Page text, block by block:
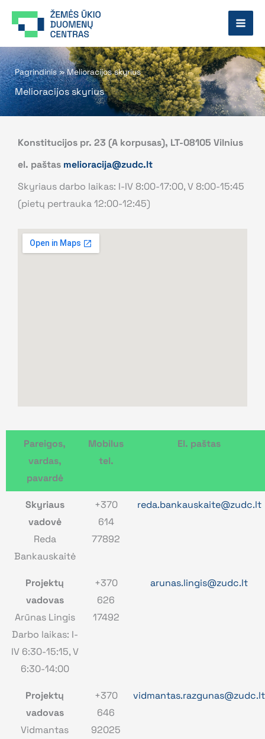
prie
Pagrindinis»Melioracijos skyrius
Melioracijos skyrius
Konstitucijos pr. 23 (A korpusas), LT-08105 Vilnius
el. paštas melioracija@zudc.lt
Skyriaus darbo laikas: I-IV 8:00-17:00, V 8:00-15:45
(pietų pertrauka 12:00-12:45)
Pareigos,
vardas,
pavardė
Mobilus
tel.
El. paštas
Skyriaus
vadovė
Reda
Bankauskaitė
+370
614
77892
reda.bankauskaite@zudc.lt
Projektų
vadovas
Arūnas Lingis
Darbo laikas: I-
IV 6:30-15:15, V
6:30-14:00
+370
626
17492
arunas.lingis@zudc.lt
Projektų
vadovas
Vidmantas
+370
646
92025
vidmantas.razgunas@zudc.lt